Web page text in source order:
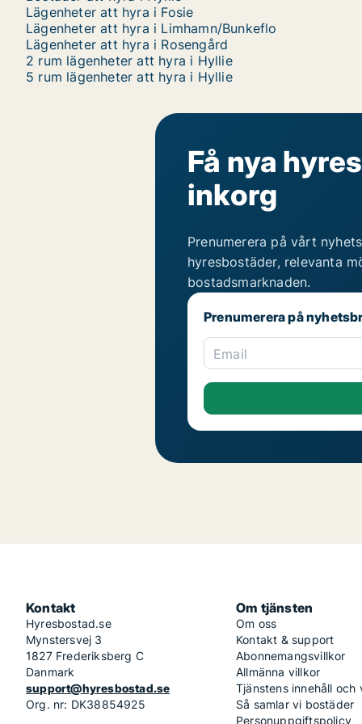
Lägenheter att hyra i Fosie
Lägenheter att hyra i Limhamn/Bunkeflo
Lägenheter att hyra i Rosengård
2 rum lägenheter att hyra i Hyllie
5 rum lägenheter att hyra i Hyllie
Få nya
inkorg
Prenumerera på vårt
hyresbostäder, relevanta
bostadsmarknaden.
Prenumerera på
Email
Kontakt
Hyresbostad.se
Mynstersvej 3
1827 Frederiksberg C
Danmark
support@hyresbostad.se
Org. nr: DK38854925
Om tjänsten
Om oss
Kontakt & support
Abonnemangsvillkor
Allmänna villkor
Tjänstens innehåll och
Så samlar vi bostäder
Personuppgiftspolicy